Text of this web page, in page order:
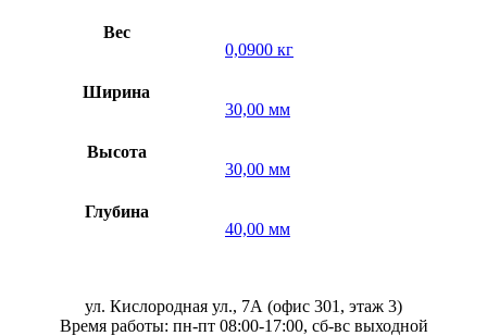
Вес
0,0900 кг
Ширина
30,00 мм
Высота
30,00 мм
Глубина
40,00 мм
ул. Кислородная ул., 7А (офис 301, этаж 3)
Время работы: пн-пт 08:00-17:00, сб-вс выходной